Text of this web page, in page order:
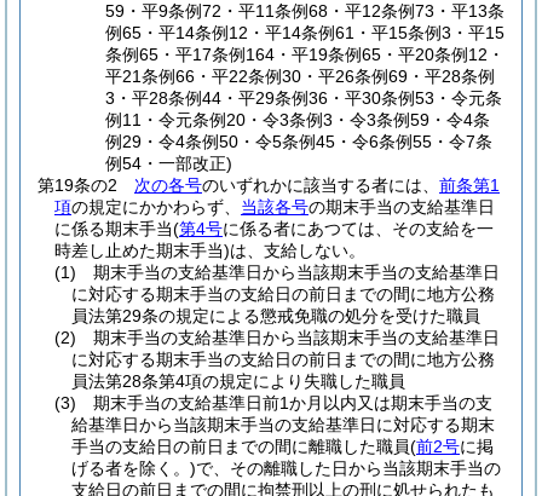
59・平9条例72・平11条例68・平12条例73・平13条
例65・平14条例12・平14条例61・平15条例3・平15
条例65・平17条例164・平19条例65・平20条例12・
平21条例66・平22条例30・平26条例69・平28条例
3・平28条例44・平29条例36・平30条例53・令元条
例11・令元条例20・令3条例3・令3条例59・令4条
例29・令4条例50・令5条例45・令6条例55・令7条
例54・一部改正)
第19条の2
次の各号のいずれかに該当する者には、 前条第1
項の規定にかかわらず、 当該各号の期末手当の支給基準日
に係る期末手当(第4号に係る者にあつては、その支給を一
時差し止めた期末手当)は、支給しない。
(1)
期末手当の支給基準日から当該期末手当の支給基準日
に対応する期末手当の支給日の前日までの間に地方公務
員法第29条の規定による懲戒免職の処分を受けた職員
(2)
期末手当の支給基準日から当該期末手当の支給基準日
に対応する期末手当の支給日の前日までの間に地方公務
員法第28条第4項の規定により失職した職員
(3)
期末手当の支給基準日前1か月以内又は期末手当の支
給基準日から当該期末手当の支給基準日に対応する期末
手当の支給日の前日までの間に離職した職員(前2号に掲
げる者を除く。)で、その離職した日から当該期末手当の
支給日の前日までの間に拘禁刑以上の刑に処せられたも